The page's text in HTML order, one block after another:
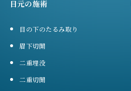
目元の施術
目の下のたるみ取り
眉下切開
二重埋没
二重切開